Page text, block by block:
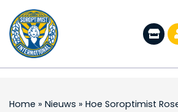
Home » Nieuws » Hoe Soroptimist